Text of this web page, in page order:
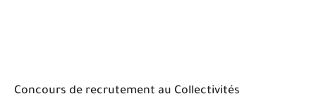
Concours de recrutement au Collectivités